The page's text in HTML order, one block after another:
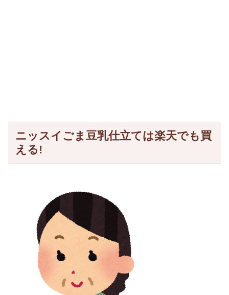
ニッスイごま豆乳仕立ては楽天でも買
える!